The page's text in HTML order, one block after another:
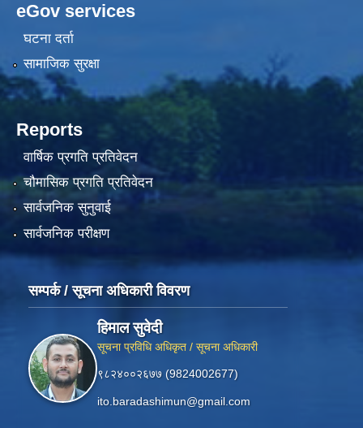
eGov services
घटना दर्ता
सामाजिक सुरक्षा
Reports
वार्षिक प्रगति प्रतिवेदन
चौमासिक प्रगति प्रतिवेदन
सार्वजनिक सुनुवाई
सार्वजनिक परीक्षण
सम्पर्क / सूचना अधिकारी विवरण
हिमाल सुवेदी
सूचना प्रविधि अधिकृत / सूचना अधिकारी
९८२४००२६७७ (9824002677)
ito.baradashimun@gmail.com